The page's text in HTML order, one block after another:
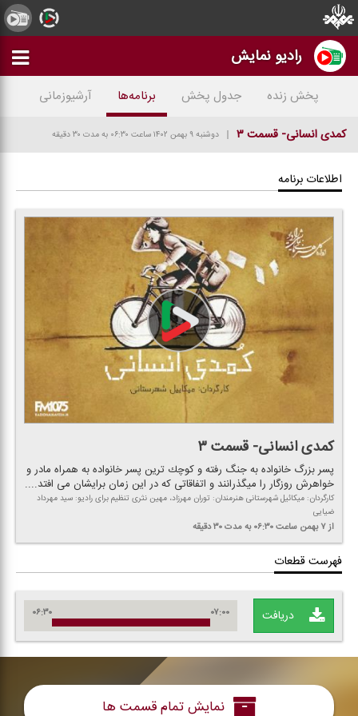
رادیو نمایش
پخش زنده جدول پخش برنامه‌ها
آرشیوزمانی
كمدی انسانی- قسمت ۳
دوشنبه ۹ بهمن ۱۴۰۲ ساعت ۰۶:۳۰ به مدت ۳۰ دقیقه
اطلاعات برنامه
كمدی انسانی- قسمت ۳
پسر بزرگ خانواده به جنگ رفته و كوچك ترین پسر خانواده به همراه مادر و
خواهرش روزگار را میگذرانند و اتفاقاتی كه در این زمان برایشان می افتد....
كارگردان: میكائیل شهرستانی هنرمندان: توران مهرزاد، مهین نثری تنظیم برای رادیو: سید مهرداد
ضیایی
از ۷ بهمن ساعت ۰۶:۳۰ به مدت ۳۰ دقیقه
فهرست قطعات
دریافت ۰۶:۳۰ ۰۷:۰۰
نمایش تمام قسمت ها